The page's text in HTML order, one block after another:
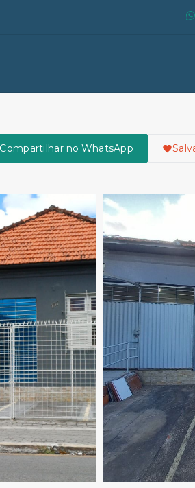
Compartilhar no WhatsApp